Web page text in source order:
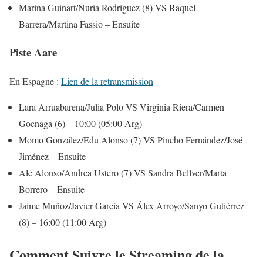
Marina Guinart/Nuria Rodríguez (8) VS Raquel
Barrera/Martina Fassio – Ensuite
Piste Aare
En Espagne : Lien de la retransmission
Lara Arruabarena/Julia Polo VS Virginia Riera/Carmen
Goenaga (6) – 10:00 (05:00 Arg)
Momo González/Edu Alonso (7) VS Pincho Fernández/José
Jiménez – Ensuite
Ale Alonso/Andrea Ustero (7) VS Sandra Bellver/Marta
Borrero – Ensuite
Jaime Muñoz/Javier García VS Álex Arroyo/Sanyo Gutiérrez
(8) – 16:00 (11:00 Arg)